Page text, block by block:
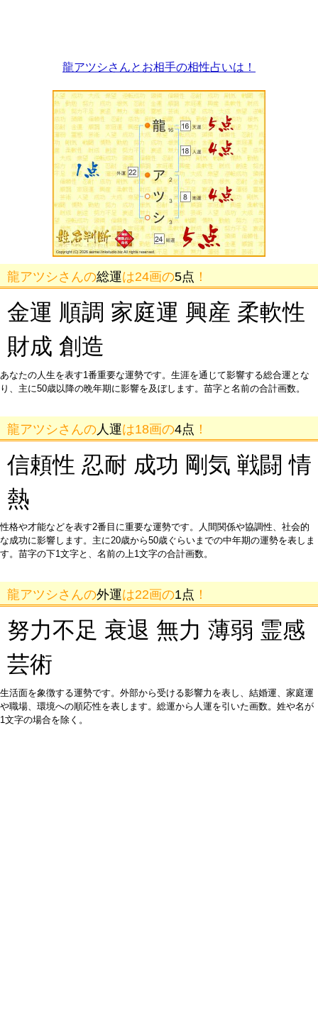
龍アツシさんとお相手の相性占いは！
龍アツシさんの総運は24画の5点 ！
金運 順調 家庭運 興産 柔軟性
財成 創造
あなたの人生を表す1番重要な運勢です。生涯を通じて影響する総合運とな
り、主に50歳以降の晩年期に影響を及ぼします。苗字と名前の合計画数。
龍アツシさんの 人運は18画の4点 ！
信頼性 忍耐 成功 剛気 戦闘 情
熱
性格や才能などを表す2番目に重要な運勢です。人間関係や協調性、社会的
な成功に影響します。主に20歳から50歳ぐらいまでの中年期の運勢を表しま
す。苗字の下1文字と、名前の上1文字の合計画数。
龍アツシさんの外運は22画の1点 ！
努力不足 衰退 無力 薄弱 霊感
芸術
生活面を象徴する運勢です。外部から受ける影響力を表し、結婚運、家庭運
や職場、環境への順応性を表します。総運から人運を引いた画数。姓や名が
1文字の場合を除く。